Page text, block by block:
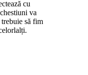
cu
va
să fim